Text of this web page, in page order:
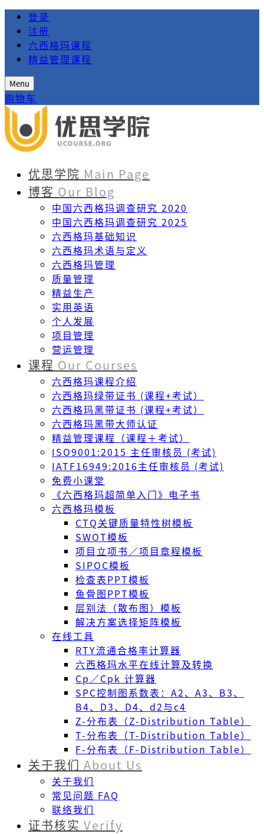
登录
注册
六西格玛课程
精益管理课程
Menu
购物车
优思学院 Main Page
博客 Our Blog
中国六西格玛调查研究 2020
中国六西格玛调查研究 2025
六西格玛基础知识
六西格玛术语与定义
六西格玛管理
质量管理
精益生产
实用英语
个人发展
项目管理
营运管理
课程 Our Courses
六西格玛课程介绍
六西格玛绿带证书 (课程+考试）
六西格玛黑带证书 (课程+考试）
六西格玛黑带大师认证
精益管理课程（课程＋考试）
ISO9001:2015 主任审核员 (考试)
IATF16949:2016主任审核员 (考试)
免费小课堂
《六西格玛超简单入门》电子书
六西格玛模板
CTQ关键质量特性树模板
SWOT模板
项目立项书／项目章程模板
SIPOC模板
检查表PPT模板
鱼骨图PPT模板
层别法（散布图）模板
解决方案选择矩阵模板
在线工具
RTY流通合格率计算器
六西格玛水平在线计算及转换
Cp／Cpk 计算器
SPC控制图系数表：A2、A3、B3、
B4、D3、D4、d2与c4
Z-分布表（Z-Distribution Table）
T-分布表（T-Distribution Table）
F-分布表（F-Distribution Table）
关于我们 About Us
关于我们
常见问题 FAQ
联络我们
证书核实 Verify